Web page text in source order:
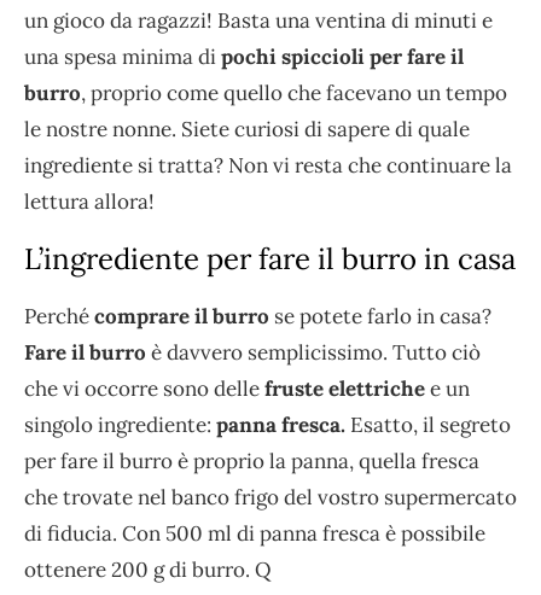
un gioco da ragazzi! Basta una ventina di minuti e
una spesa minima dipochi spiccioli per fare il
burro, proprio come quello che facevano un tempo
le nostre nonne. Siete curiosi di sapere di quale
ingrediente si tratta? Non vi resta che continuare la
lettura allora!
L’ingrediente per fare il burro in casa
Perchécomprare il burro se potete farlo in casa?
Fare il burro è davvero semplicissimo. Tutto ciò
che vi occorre sono dellefruste elettrichee un
singolo ingrediente: panna fresca. Esatto, il segreto
per fare il burro è proprio la panna, quella fresca
che trovate nel banco frigo del vostro supermercato
di fiducia. Con 500 ml di panna fresca è possibile
ottenere 200 g di burro. Q